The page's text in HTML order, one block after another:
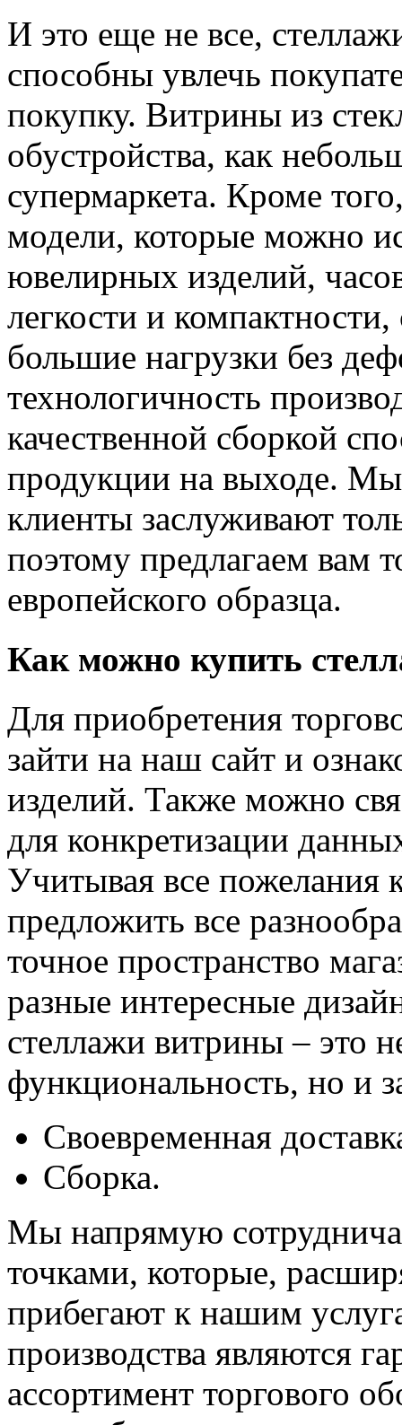
И это еще не все,
способны увлечь
покупку. Витрины из
обустройства, как
супермаркета. Кроме
модели, которые можно
ювелирных изделий,
легкости и
большие нагрузки без
технологичность
качественной сборкой
продукции на выходе.
клиенты заслуживают
поэтому предлагаем вам
европейского образца.
Как можно купить
Для приобретения
зайти на наш сайт и
изделий. Также можно
для конкретизации
Учитывая все пожелания
предложить все
точное пространство
разные интересные
стеллажи витрины – это
функциональность, но и
Своевременная
Сборка.
Мы напрямую
точками, которые,
прибегают к нашим
производства являются
ассортимент торгового